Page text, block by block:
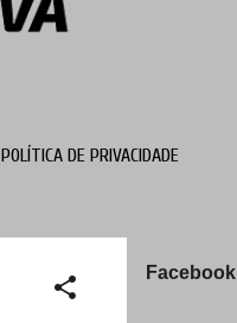
POLÍTICA DE PRIVACIDADE
Facebook